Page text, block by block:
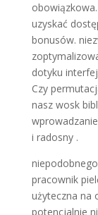
uzyskać
bonusów.
dotyku
Czy
nasz wosk
i radosny .
pracownik
użyteczna na
potencjalnie